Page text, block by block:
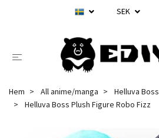
SEK
Hem All anime/manga
Helluva Boss
Helluva Boss Plush Figure Robo Fizz